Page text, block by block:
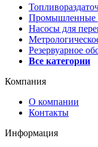
Промышленные
Насосы для
Резервуарное
Все категории
Компания
О компании
Контакты
Информация